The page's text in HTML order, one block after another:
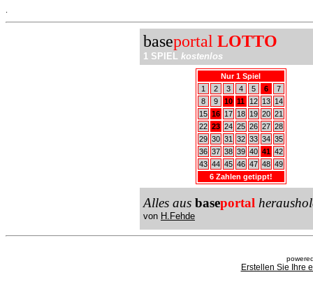
baseportal LOTTO
1 SPIEL kostenlos
Nur 1 Spiel
1
2 3 4 5 6
7
8
9 10 11 12 13
14
15 16 17 18 19 20 21
22 23 24 25 26 27 28
29 30 31 32 33 34 35
36 37 38 39 40 41 42
43 44 45 46 47 48 49
6 Zahlen getippt!
Alles aus baseportal
von H.Fehde
Erstellen Sie Ihre